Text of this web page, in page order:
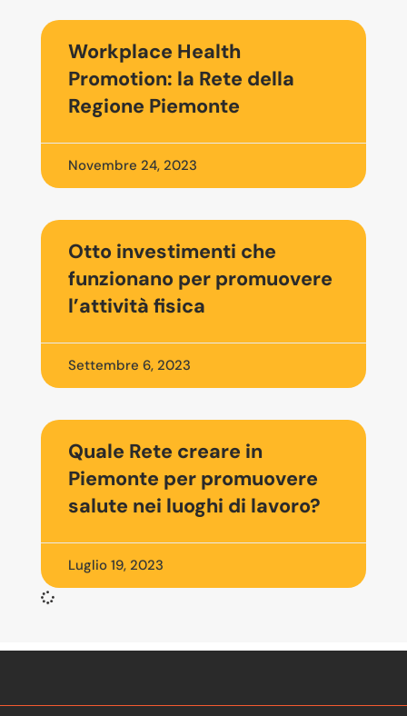
Workplace Health
Promotion: la Rete della
Regione Piemonte
Novembre 24, 2023
Otto investimenti che
funzionano per promuovere
l’attività fisica
Settembre 6, 2023
Quale Rete creare in
Piemonte per promuovere
salute nei luoghi di lavoro?
Luglio 19, 2023